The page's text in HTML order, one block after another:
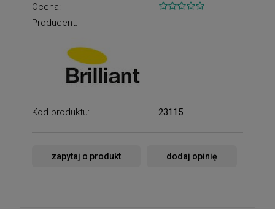
Ocena:
Producent:
Kod produktu: 23115
zapytaj o produkt dodaj opinię